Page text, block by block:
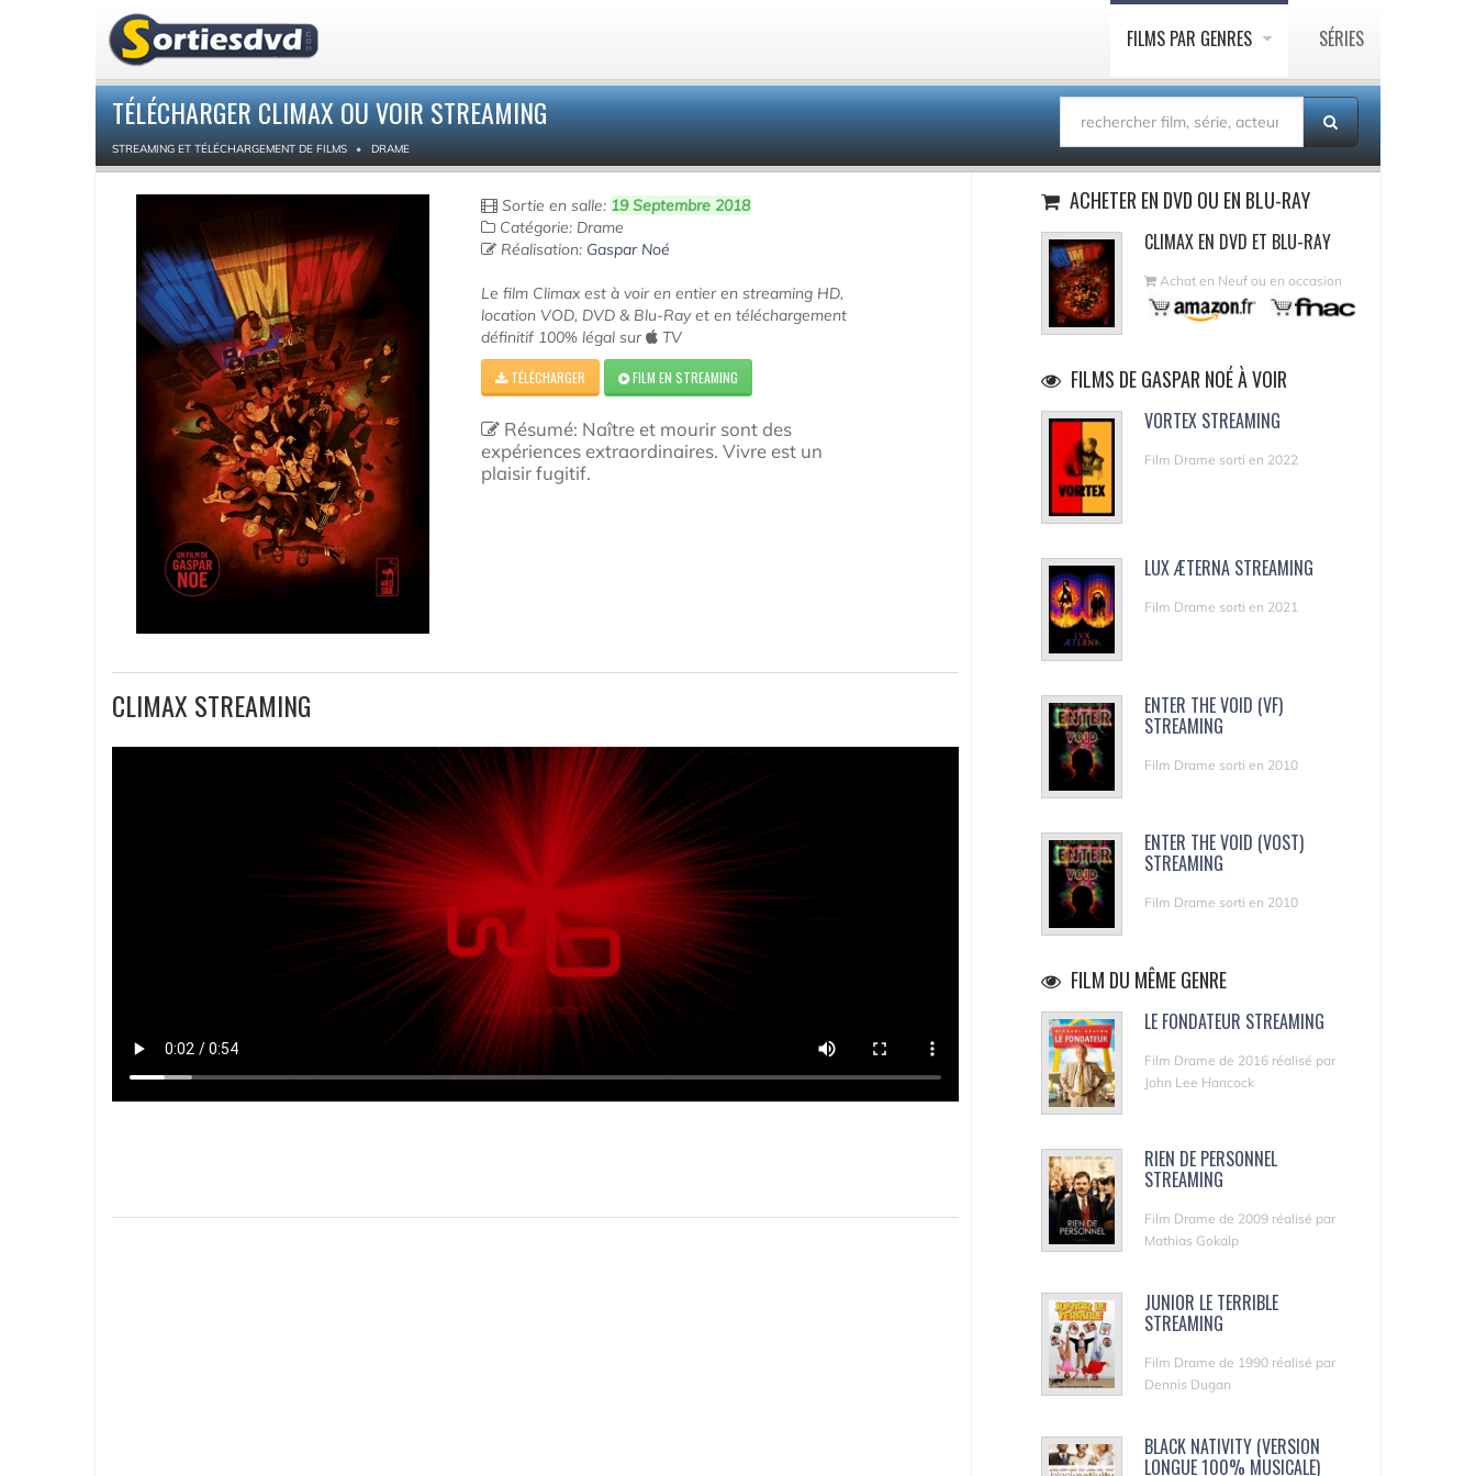
FILMS PAR GENRES SÉRIES
TÉLÉCHARGER CLIMAX OU VOIR STREAMING
STREAMING ET TÉLÉCHARGEMENT DE FILMS DRAME
Sortie en salle: 19 Septembre 2018
Catégorie: Drame
Réalisation: Gaspar Noé
Le film Climax est à voir en entier en streaming HD,
location VOD, DVD & Blu-Ray et en téléchargement
définitif 100% légal sur
TV
TÉLÉCHARGER FILM EN STREAMING
Résumé: Naître et mourir sont des
expériences extraordinaires. Vivre est un
plaisir fugitif.
CLIMAX STREAMING
ACHETER EN DVD OU EN BLU-RAY
CLIMAX EN DVD ET BLU-RAY
Achat en Neuf ou en occasion
FILMS DE GASPAR NOÉ À VOIR
VORTEX STREAMING
Film Drame sorti en 2022
LUX ÆTERNA STREAMING
Film Drame sorti en 2021
ENTER THE VOID (VF)
STREAMING
Film Drame sorti en 2010
ENTER THE VOID (VOST)
STREAMING
Film Drame sorti en 2010
FILM DU MÊME GENRE
LE FONDATEUR STREAMING
Film Drame de 2016 réalisé par
John Lee Hancock
RIEN DE PERSONNEL
STREAMING
Film Drame de 2009 réalisé par
Mathias Gokalp
JUNIOR LE TERRIBLE
STREAMING
Film Drame de 1990 réalisé par
Dennis Dugan
BLACK NATIVITY (VERSION
LONGUE 100% MUSICALE)